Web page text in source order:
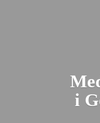
i